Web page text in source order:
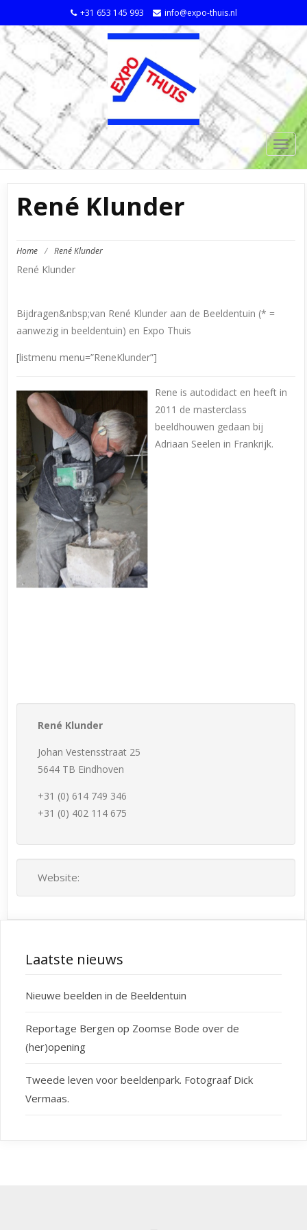
+31 653 145 993 info@expo-thuis.nl
René Klunder
Home / René Klunder
René Klunder
Bijdragen&nbsp;van René Klunder aan de Beeldentuin (* =
aanwezig in beeldentuin) en Expo Thuis
[listmenu menu=”ReneKlunder”]
Rene is autodidact en heeft in
2011 de masterclass
beeldhouwen gedaan bij
Adriaan Seelen in Frankrijk.
René Klunder
Johan Vestensstraat 25
5644 TB Eindhoven
+31 (0) 614 749 346
+31 (0) 402 114 675
Website:
Laatste nieuws
Nieuwe beelden in de Beeldentuin
Reportage Bergen op Zoomse Bode over de
(her)opening
Tweede leven voor beeldenpark. Fotograaf Dick
Vermaas.